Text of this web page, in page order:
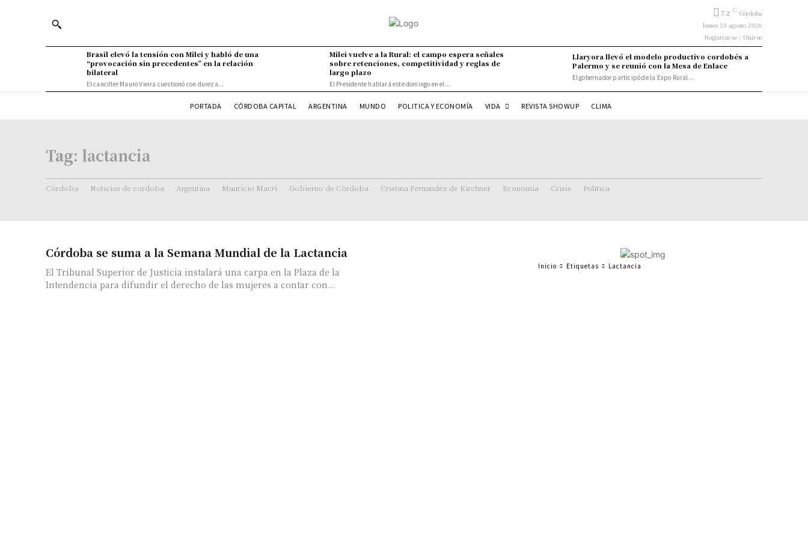
7.2 C Córdoba
lunes 10 agosto 2026
Registrarse / Unirse
Brasil elevó la tensión con Milei y habló de una
“provocación sin precedentes” en la relación
bilateral
El canciller Mauro Vieira cuestionó con dureza...
Milei vuelve a la Rural: el campo espera señales
sobre retenciones, competitividad y reglas de
largo plazo
El Presidente hablará este domingo en el...
Llaryora llevó el modelo productivo cordobés a
Palermo y se reunió con la Mesa de Enlace
El gobernador participó de la Expo Rural...
PORTADA CÓRDOBA CAPITAL ARGENTINA MUNDO POLITICA Y ECONOMÍA VIDA REVISTA SHOWUP CLIMA
Tag: lactancia
Córdoba Noticias de cordoba Argentina Mauricio Macri Gobierno de Córdoba Cristina Fernandez de Kirchner Economía Crisis Politica
Córdoba se suma a la Semana Mundial de la Lactancia
El Tribunal Superior de Justicia instalará una carpa en la Plaza de la
Intendencia para difundir el derecho de las mujeres a contar con...
Inicio Etiquetas Lactancia